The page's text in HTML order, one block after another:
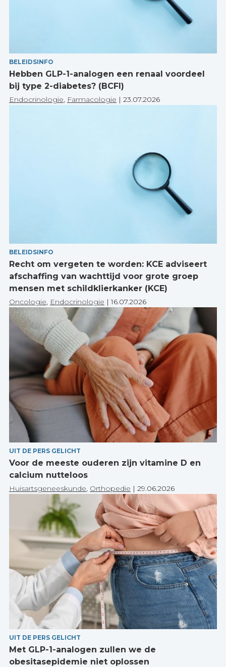
BELEIDSINFO
Hebben GLP-1-analogen een renaal voordeel
bij type 2-diabetes? (BCFI)
Endocrinologie, Farmacologie | 23.07.2026
BELEIDSINFO
Recht om vergeten te worden: KCE adviseert
afschaffing van wachttijd voor grote groep
mensen met schildklierkanker (KCE)
Oncologie, Endocrinologie |16.07.2026
UIT DE PERS GELICHT
Voor de meeste ouderen zijn vitamine D en
calcium nutteloos
Huisartsgeneeskunde, Orthopedie | 29.06.2026
UIT DE PERS GELICHT
Met GLP-1-analogen zullen we de
obesitasepidemie niet oplossen